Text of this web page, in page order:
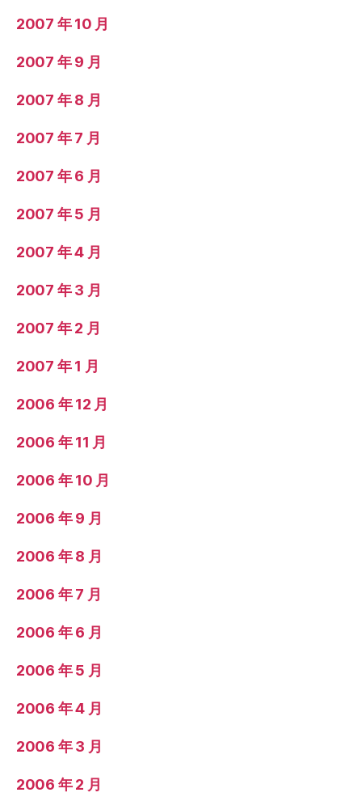
2007 年 10 月
2007 年 9 月
2007 年 8 月
2007 年 7 月
2007 年 6 月
2007 年 5 月
2007 年 4 月
2007 年 3 月
2007 年 2 月
2007 年 1 月
2006 年 12 月
2006 年 11 月
2006 年 10 月
2006 年 9 月
2006 年 8 月
2006 年 7 月
2006 年 6 月
2006 年 5 月
2006 年 4 月
2006 年 3 月
2006 年 2 月